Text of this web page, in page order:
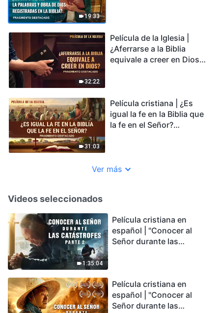
19:33
32:22
Película de la Iglesia |
¿Aferrarse a la Biblia
equivale a creer en Dios?
31:03
Película cristiana | ¿Es
igual la fe en la Biblia que
la fe en el Señor?
Ver más
Videos seleccionados
1:35:04
Película cristiana en
español | "Conocer al
Señor durante las
podemos sobrevivir?
Película cristiana en
español | "Conocer al
Señor durante las